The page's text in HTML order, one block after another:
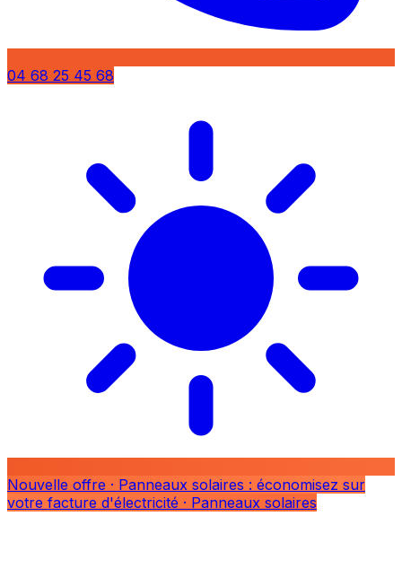
04 68 25 45 68
Nouvelle offre · Panneaux solaires : économisez sur
votre facture d'électricité · Panneaux solaires